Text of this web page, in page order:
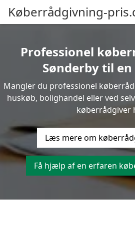
Køberrådgivning-
Professionel
Sønderby til
Mangler du professionel
huskøb, bolighandel eller ved
køberrådgiver
Læs mere om
Få hjælp af en erfaren